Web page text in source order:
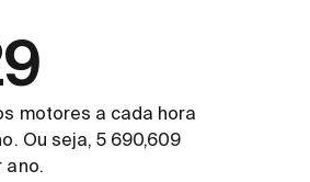
motores a cada hora
Ou seja, 5 690,609
ano.